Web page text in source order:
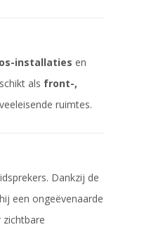
installaties en
als front-,
ruimtes.
Dankzij de
een ongeëvenaarde